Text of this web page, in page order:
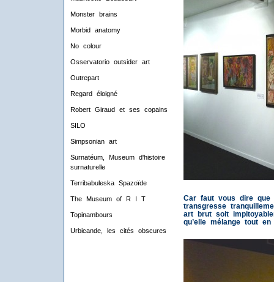
Monster brains
Morbid anatomy
No colour
Osservatorio outsider art
Outrepart
Regard éloigné
Robert Giraud et ses copains
SILO
Simpsonian art
Surnatéum, Museum d'histoire
surnaturelle
Terribabuleska Spazoïde
The Museum of R I T
Topinambours
Urbicande, les cités obscures
Car faut vous dire que
transgresse
art brut soit
qu’elle mélange tout